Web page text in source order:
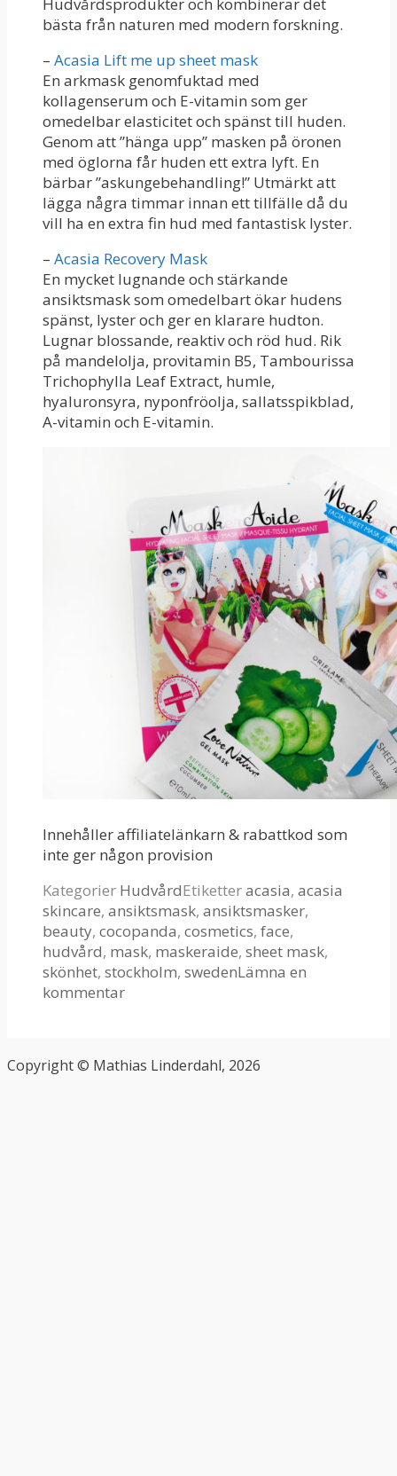
bästa från naturen med modern forskning.
– Acasia Lift me up sheet mask
En arkmask genomfuktad med
kollagenserum och E-vitamin som ger
omedelbar elasticitet och spänst till huden.
Genom att ”hänga upp” masken på öronen
med öglorna får huden ett extra lyft. En
bärbar ”askungebehandling!” Utmärkt att
lägga några timmar innan ett tillfälle då du
vill ha en extra fin hud med fantastisk lyster.
– Acasia Recovery Mask
En mycket lugnande och stärkande
ansiktsmask som omedelbart ökar hudens
spänst, lyster och ger en klarare hudton.
Lugnar blossande, reaktiv och röd hud. Rik
på mandelolja, provitamin B5, Tambourissa
Trichophylla Leaf Extract, humle,
hyaluronsyra, nyponfröolja, sallatsspikblad,
A-vitamin och E-vitamin.
Innehåller affiliatelänkarn & rabattkod som
inte ger någon provision
Kategorier HudvårdEtiketteracasia, acasia
skincare, ansiktsmask, ansiktsmasker,
beauty, cocopanda, cosmetics, face,
hudvård, mask, maskeraide, sheet mask,
skönhet, stockholm, swedenLämna en
kommentar
Copyright © Mathias Linderdahl, 2026